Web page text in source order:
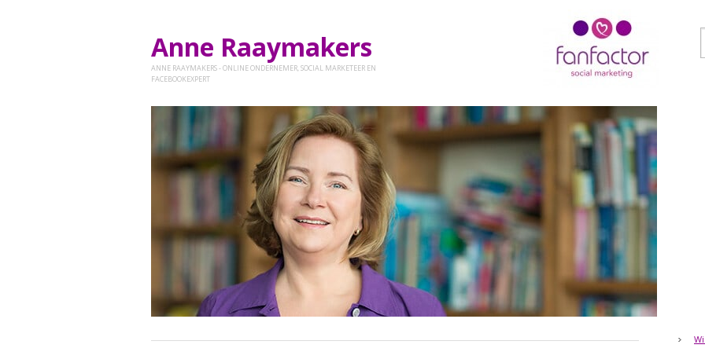
Anne Raaymakers
ANNE RAAYMAKERS - ONLINE ONDERNEMER, SOCIAL MARKETEER EN
FACEBOOKEXPERT